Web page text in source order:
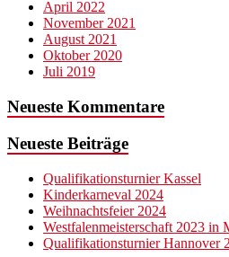
April 2022
November 2021
August 2021
Oktober 2020
Juli 2019
Neueste Kommentare
Neueste Beiträge
Qualifikationsturnier Kassel
Kinderkarneval 2024
Weihnachtsfeier 2024
Westfalenmeisterschaft 2023 in
Qualifikationsturnier Hannover